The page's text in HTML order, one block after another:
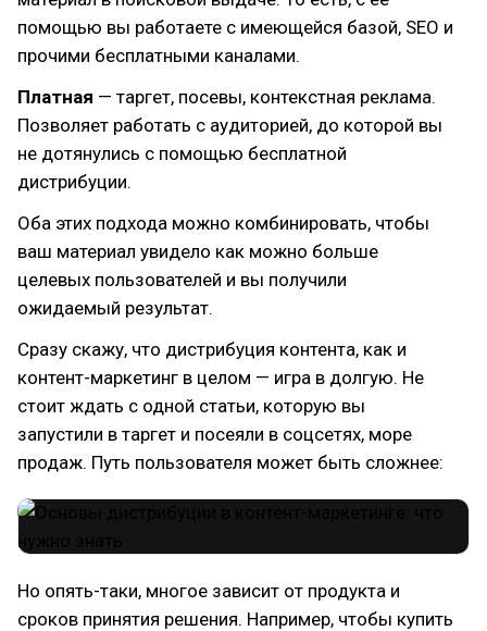
помощью вы работаете с имеющейся базой, SEO и
прочими бесплатными каналами.
Платная — таргет, посевы, контекстная реклама.
Позволяет работать с аудиторией, до которой вы
не дотянулись с помощью бесплатной
дистрибуции.
Оба этих подхода можно комбинировать, чтобы
ваш материал увидело как можно больше
целевых пользователей и вы получили
ожидаемый результат.
Сразу скажу, что дистрибуция контента, как и
контент-маркетинг в целом — игра в долгую. Не
стоит ждать с одной статьи, которую вы
запустили в таргет и посеяли в соцсетях, море
продаж. Путь пользователя может быть сложнее:
Но опять-таки, многое зависит от продукта и
сроков принятия решения. Например, чтобы купить